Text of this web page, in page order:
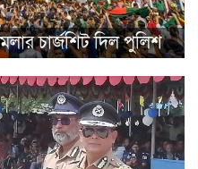
চার্জশিট দিল পুলিশ